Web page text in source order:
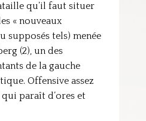
qu’il faut situer
« nouveaux
supposés tels) menée
(2), un des
de la gauche
Offensive assez
paraît d’ores et